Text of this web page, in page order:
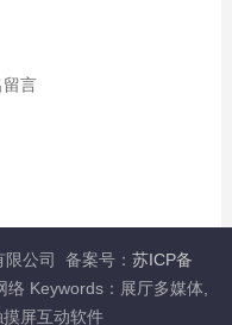
留言
公司 备案号： 苏ICP备
Keywords：展厅多媒体,
屏互动软件